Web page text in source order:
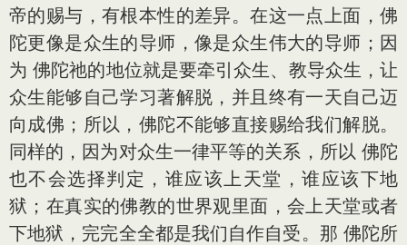
帝的赐与，有根本性的差异。在这一点上面，佛
陀更像是众生的导师，像是众生伟大的导师；因
为 佛陀祂的地位就是要牵引众生、教导众生，让
众生能够自己学习著解脱，并且终有一天自己迈
向成佛；所以，佛陀不能够直接赐给我们解脱。
同样的，因为对众生一律平等的关系，所以 佛陀
也不会选择判定，谁应该上天堂，谁应该下地
狱；在真实的佛教的世界观里面，会上天堂或者
下地狱，完完全全都是我们自作自受。那 佛陀所